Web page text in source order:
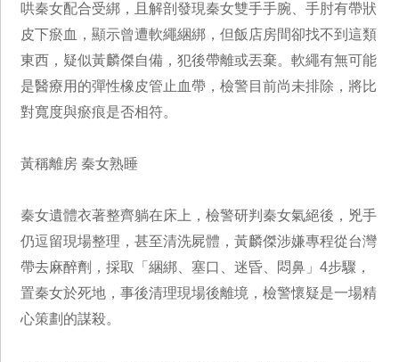
哄秦女配合受綁，且解剖發現秦女雙手手腕、手肘有帶狀
皮下瘀血，顯示曾遭軟繩綑綁，但飯店房間卻找不到這類
東西，疑似黃麟傑自備，犯後帶離或丟棄。軟繩有無可能
是醫療用的彈性橡皮管止血帶，檢警目前尚未排除，將比
對寬度與瘀痕是否相符。
黃稱離房 秦女熟睡
秦女遺體衣著整齊躺在床上，檢警研判秦女氣絕後，兇手
仍逗留現場整理，甚至清洗屍體，黃麟傑涉嫌專程從台灣
帶去麻醉劑，採取「綑綁、塞口、迷昏、悶鼻」4步驟，
置秦女於死地，事後清理現場後離境，檢警懷疑是一場精
心策劃的謀殺。